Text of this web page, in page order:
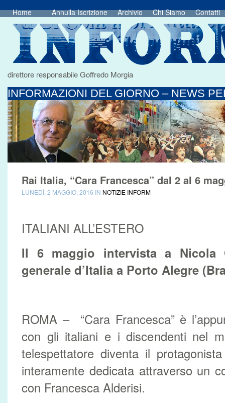
Home Annulla Iscrizione Archivio Chi Siamo Contatti
direttore responsabile Goffredo Morgia
INFORMAZIONI DEL GIORNO – NEWS
Rai Italia, “Cara Francesca” dal 2 al 6
LUNEDÌ, 2 MAGGIO, 2016 IN NOTIZIE INFORM
ITALIANI ALL’ESTERO
Il 6 maggio intervista a Nicola
generale d’Italia a Porto Alegre
ROMA – “Cara Francesca” è
con gli italiani e i discendenti nel
telespettatore diventa il
interamente dedicata attraverso un
con Francesca Alderisi.